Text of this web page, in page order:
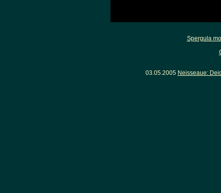
Spergula
03.05.2005 Neisseaue: